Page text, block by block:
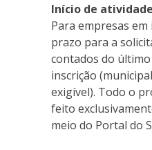
Início de atividade
Para empresas
prazo para a
contados do
inscrição
exigível). Todo o
feito
meio do Portal do